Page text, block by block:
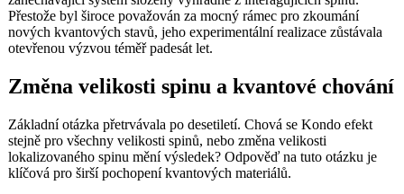
Přestože byl široce považován za mocný rámec pro zkoumání
nových kvantových stavů, jeho experimentální realizace zůstávala
otevřenou výzvou téměř padesát let.
Změna velikosti spinu a kvantové chování
Základní otázka přetrvávala po desetiletí. Chová se Kondo efekt
stejně pro všechny velikosti spinů, nebo změna velikosti
lokalizovaného spinu mění výsledek? Odpověď na tuto otázku je
klíčová pro širší pochopení kvantových materiálů.